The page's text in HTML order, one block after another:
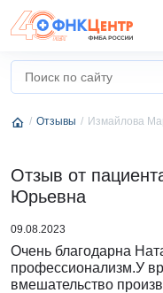
Отзывы Измайлова
Отзыв от
Юрьевна
09.08.2023
Очень благодарна
профессионализм.У
вмешательство